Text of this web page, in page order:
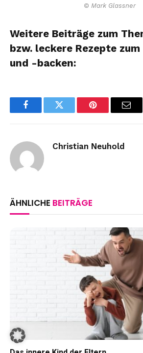
© Mark Glassner
Weitere Beiträge zum
bzw. leckere Rezepte
und -backen:
FacebookTwitter Pinterest
Christian Neuhold
ÄHNLICHE BEITRÄGE